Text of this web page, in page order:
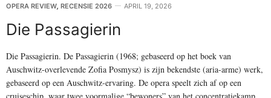
OPERA REVIEW RECENSIE 2026 APRIL 19, 2026
Die Passagierin
Die Passagierin. De Passagierin (1968; gebaseerd op het boek van
Auschwitz-overlevende Zofia Posmysz) is zijn bekendste (aria-arme) werk,
gebaseerd op een Auschwitz-ervaring. De opera speelt zich af op een
cruiseschip, waar twee voormalige “bewoners” van het concentratiekamp